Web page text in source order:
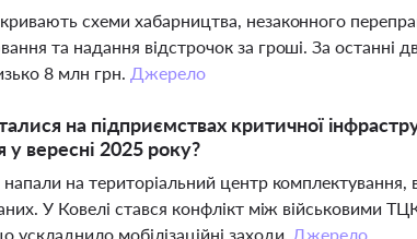
схеми хабарництва, незаконного
та надання відстрочок за гроші. За останні
8 млн грн. Джерело
на підприємствах критичної
вересні 2025 року?
на територіальний центр комплектування,
У Ковелі стався конфлікт між військовими
ускладнило мобілізаційні заходи. Джерело